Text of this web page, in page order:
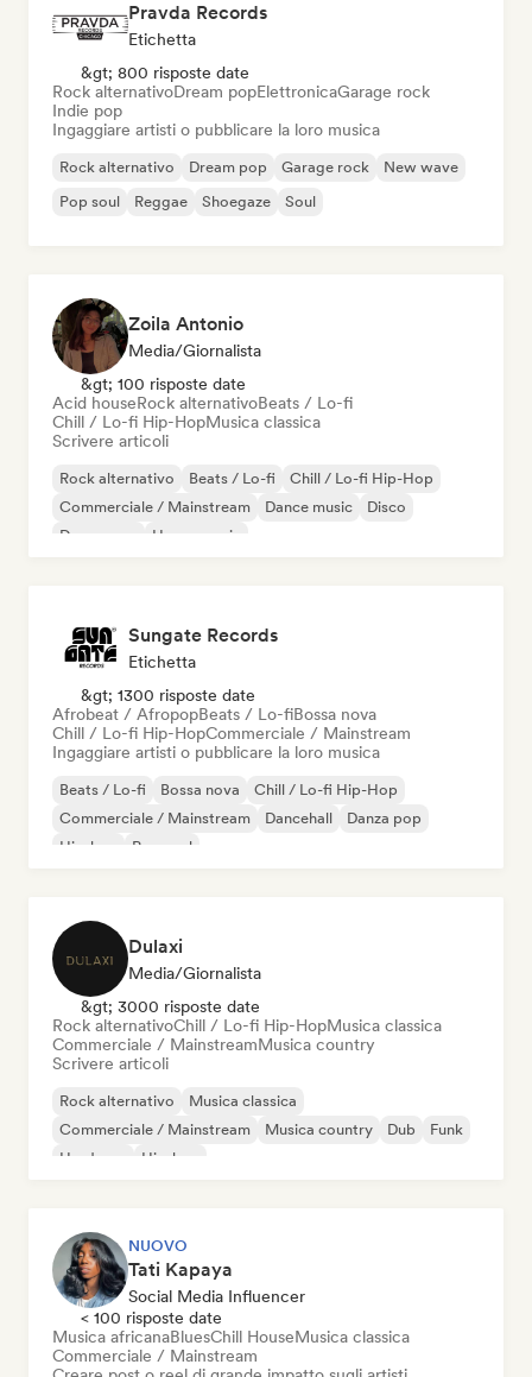
Pravda Records
Etichetta
&gt; 800 risposte date
Rock alternativoDream popElettronicaGarage rock
Indie pop
Ingaggiare artisti o pubblicare la loro musica
Rock alternativo Dream pop Garage rock
New wave
Pop soul
Reggae Shoegaze Soul
Zoila Antonio
Media/Giornalista
&gt; 100 risposte date
Acid houseRock alternativoBeats / Lo-fi
Chill / Lo-fi Hip-HopMusica classica
Scrivere articoli
Rock alternativo Beats / Lo-fi
Chill / Lo-fi Hip-Hop
Commerciale / Mainstream
Dance music
Disco
Dream pop
House music
Sungate Records
Etichetta
&gt; 1300 risposte date
Afrobeat / AfropopBeats / Lo-fiBossa nova
Chill / Lo-fi Hip-HopCommerciale / Mainstream
Ingaggiare artisti o pubblicare la loro musica
Beats / Lo-fi Bossa nova
Chill / Lo-fi Hip-Hop
Commerciale / Mainstream
Dancehall
Danza pop
Hip-hop
Pop soul
Dulaxi
Media/Giornalista
&gt; 3000 risposte date
Rock alternativoChill / Lo-fi Hip-HopMusica classica
Commerciale / MainstreamMusica country
Scrivere articoli
Rock alternativo
Musica classica
Commerciale / Mainstream
Musica country Dub
Funk
Hardcore
Hip-hop
NUOVO
Tati Kapaya
Social Media Influencer
< 100 risposte date
Musica africanaBluesChill HouseMusica classica
Commerciale / Mainstream